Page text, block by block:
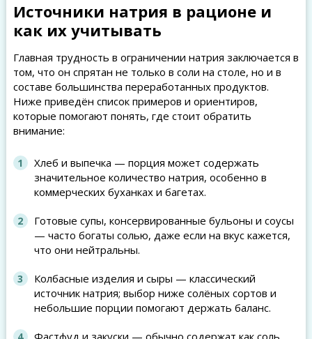
Источники натрия в рационе и
как их учитывать
Главная трудность в ограничении натрия заключается в
том, что он спрятан не только в соли на столе, но и в
составе большинства переработанных продуктов.
Ниже приведён список примеров и ориентиров,
которые помогают понять, где стоит обратить
внимание:
Хлеб и выпечка — порция может содержать
значительное количество натрия, особенно в
коммерческих буханках и багетах.
Готовые супы, консервированные бульоны и соусы
— часто богаты солью, даже если на вкус кажется,
что они нейтральны.
Колбасные изделия и сыры — классический
источник натрия; выбор ниже солёных сортов и
небольшие порции помогают держать баланс.
Фастфуд и закуски — обычно содержат как соль,